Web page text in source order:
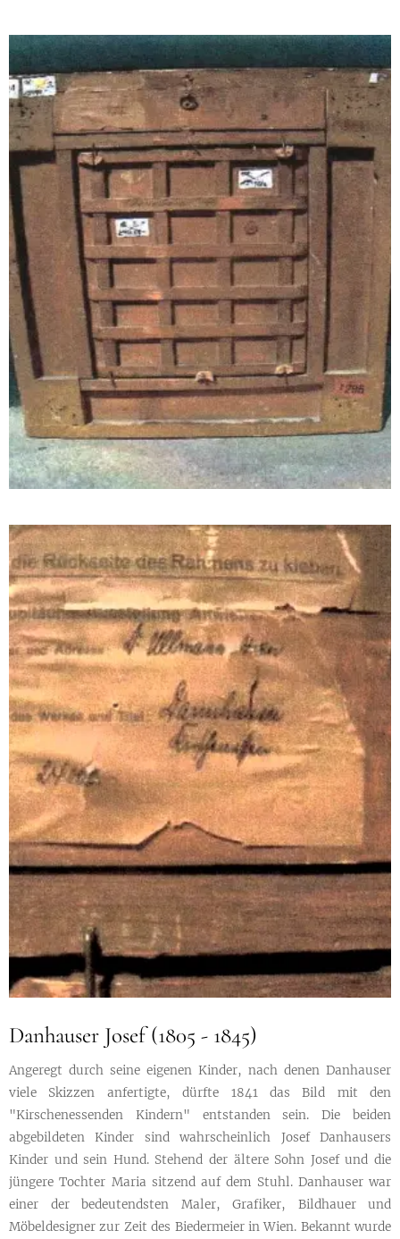
Danhauser Josef (1805 - 1845)
Angeregt durch seine eigenen Kinder, nach denen Danhauser
viele Skizzen anfertigte, dürfte 1841 das Bild mit den
"Kirschenessenden Kindern" entstanden sein. Die beiden
abgebildeten Kinder sind wahrscheinlich Josef Danhausers
Kinder und sein Hund. Stehend der ältere Sohn Josef und die
jüngere Tochter Maria sitzend auf dem Stuhl. Danhauser war
einer der bedeutendsten Maler, Grafiker, Bildhauer und
Möbeldesigner zur Zeit des Biedermeier in Wien. Bekannt wurde